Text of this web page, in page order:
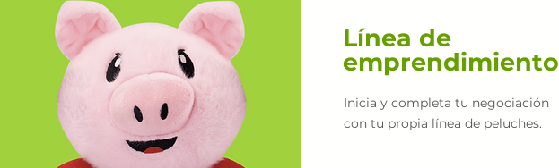
Línea de
emprendimiento
Inicia y completa tu negociación
con tu propia línea de peluches.